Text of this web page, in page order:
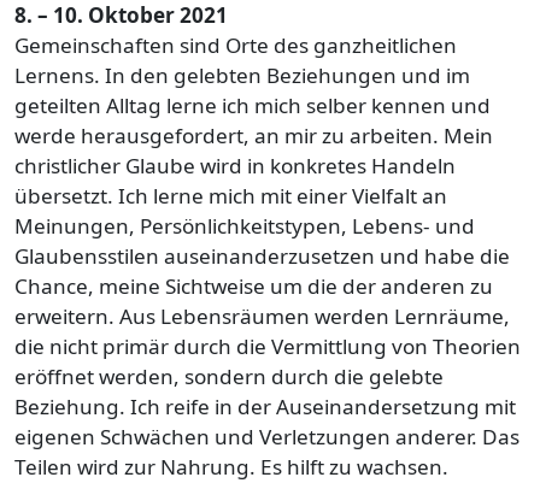
8. – 10. Oktober 2021
Gemeinschaften sind Orte des ganzheitlichen
Lernens. In den gelebten Beziehungen und im
geteilten Alltag lerne ich mich selber kennen und
werde herausgefordert, an mir zu arbeiten. Mein
christlicher Glaube wird in konkretes Handeln
übersetzt. Ich lerne mich mit einer Vielfalt an
Meinungen, Persönlichkeitstypen, Lebens- und
Glaubensstilen auseinanderzusetzen und habe die
Chance, meine Sichtweise um die der anderen zu
erweitern. Aus Lebensräumen werden Lernräume,
die nicht primär durch die Vermittlung von Theorien
eröffnet werden, sondern durch die gelebte
Beziehung. Ich reife in der Auseinandersetzung mit
eigenen Schwächen und Verletzungen anderer. Das
Teilen wird zur Nahrung. Es hilft zu wachsen.